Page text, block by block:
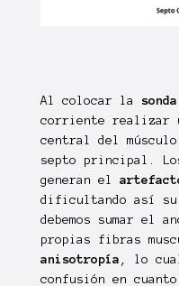
Al colocar la sonda
corriente realizar
central del
septo principal.
generan el
dificultando así su
debemos sumar el
propias fibras
anisotropía , lo
confusión en